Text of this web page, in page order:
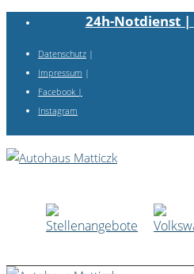
24h-Notdienst |
Datenschutz |
Impressum |
Facebook |
Instagram